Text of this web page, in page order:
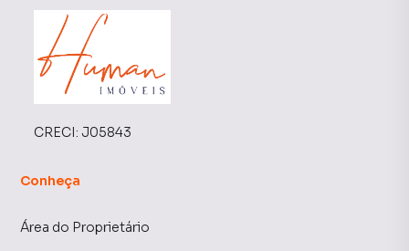
CRECI: J05843
Conheça
Área do Proprietário